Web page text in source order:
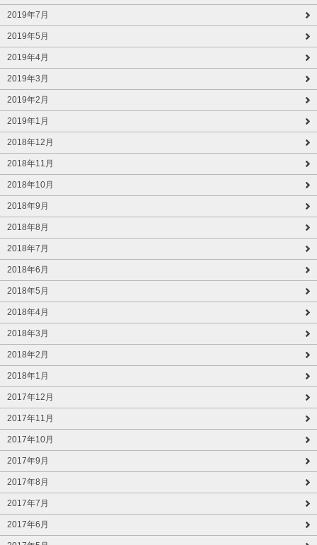
2019年7月
2019年5月
2019年4月
2019年3月
2019年2月
2019年1月
2018年12月
2018年11月
2018年10月
2018年9月
2018年8月
2018年7月
2018年6月
2018年5月
2018年4月
2018年3月
2018年2月
2018年1月
2017年12月
2017年11月
2017年10月
2017年9月
2017年8月
2017年7月
2017年6月